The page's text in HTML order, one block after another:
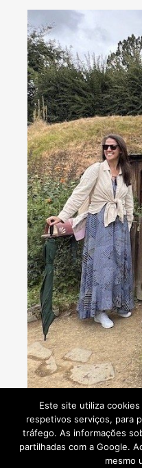
Consultoria de
Este site utiliza
respetivos serviços, para
tráfego. As informações
partilhadas com a Google.
mesmo